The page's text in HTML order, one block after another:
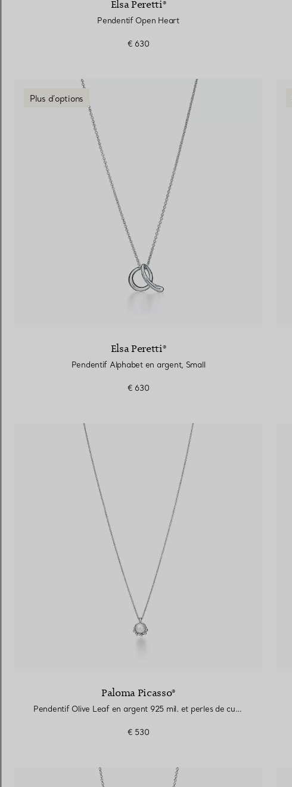
Elsa Peretti®
Pendentif Open Heart
€ 630
Plus d'options
Elsa Peretti®
Pendentif Alphabet en argent, Small
€ 630
Paloma Picasso®
Pendentif Olive Leaf en argent 925 mil. et perles de culture
€ 530